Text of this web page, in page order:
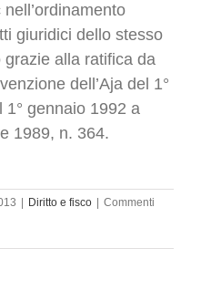
giuridici dello stesso
alla ratifica da
dell’Aja del 1°
1° gennaio 1992 a
1989, n. 364.
Diritto e fisco
Commenti